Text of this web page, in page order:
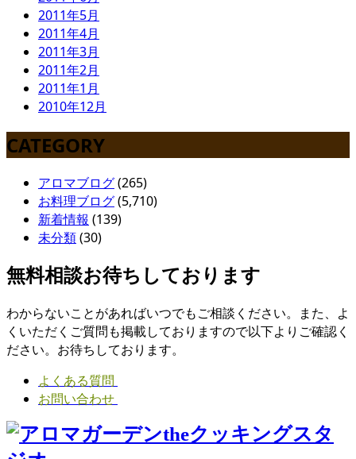
2011年5月
2011年4月
2011年3月
2011年2月
2011年1月
2010年12月
CATEGORY
アロマブログ(265)
お料理ブログ(5,710)
新着情報 (139)
未分類(30)
無料相談お待ちしております
わからないことがあればいつでもご相談ください。また、よ
くいただくご質問も掲載しておりますので以下よりご確認く
ださい。お待ちしております。
よくある質問
お問い合わせ